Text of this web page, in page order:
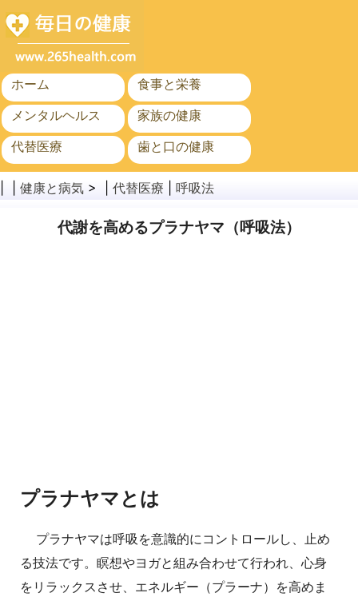
ホーム
食事と栄養
メンタルヘルス
家族の健康
代替医療
歯と口の健康
がん
公衆衛生
健康と病気 > | 代替医療 呼吸法
代謝を高めるプラナヤマ（呼吸法）
プラナヤマとは
プラナヤマは呼吸を意識的にコントロールし、止め
る技法です。瞑想やヨガと組み合わせて行われ、心身
をリラックスさせ、エネルギー（プラーナ）を高めま